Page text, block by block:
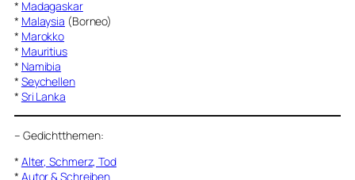
* Madagaskar
* Malaysia (Borneo)
* Marokko
* Mauritius
* Namibia
* Seychellen
* Sri Lanka
– Gedichtthemen:
* Alter, Schmerz, Tod
* Autor & Schreiben